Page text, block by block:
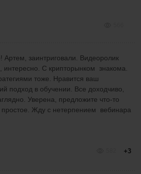
Артем, заинтриговали. Видеоролик
интересно. С крипторынком знакома.
тоже. Нравится ваш
подход в обучении. Все доходчиво,
Уверена, предложите что-то
простое. Жду с нетерпением вебинара
+3